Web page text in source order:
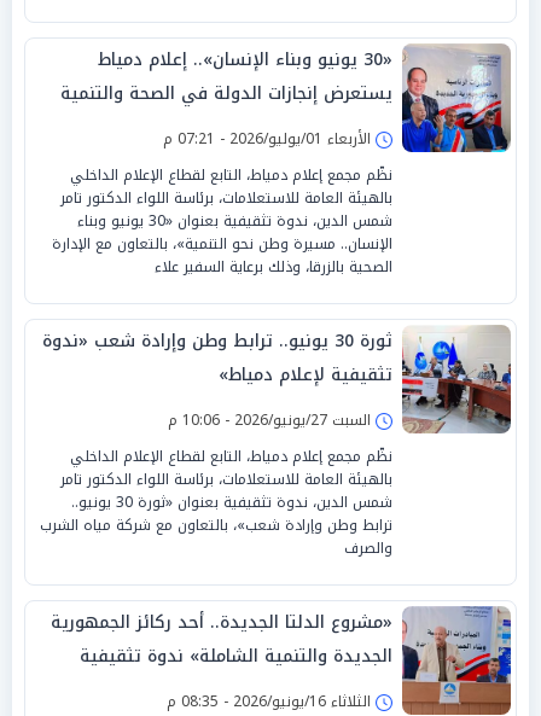
«30 يونيو وبناء الإنسان».. إعلام دمياط
يستعرض إنجازات الدولة في الصحة والتنمية
الأربعاء 01/يوليو/2026 - 07:21 م
نظّم مجمع إعلام دمياط، التابع لقطاع الإعلام الداخلي
بالهيئة العامة للاستعلامات، برئاسة اللواء الدكتور تامر
شمس الدين، ندوة تثقيفية بعنوان «30 يونيو وبناء
الإنسان.. مسيرة وطن نحو التنمية»، بالتعاون مع الإدارة
الصحية بالزرقا، وذلك برعاية السفير علاء
ثورة 30 يونيو.. ترابط وطن وإرادة شعب «ندوة
تثقيفية لإعلام دمياط»
السبت 27/يونيو/2026 - 10:06 م
نظّم مجمع إعلام دمياط، التابع لقطاع الإعلام الداخلي
بالهيئة العامة للاستعلامات، برئاسة اللواء الدكتور تامر
شمس الدين، ندوة تثقيفية بعنوان «ثورة 30 يونيو..
ترابط وطن وإرادة شعب»، بالتعاون مع شركة مياه الشرب
والصرف
«مشروع الدلتا الجديدة.. أحد ركائز الجمهورية
الجديدة والتنمية الشاملة» ندوة تثقيفية
بمجمع إعلام دمياط
الثلاثاء 16/يونيو/2026 - 08:35 م